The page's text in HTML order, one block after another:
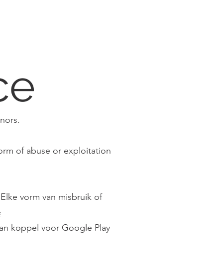
of abuse or exploitation
vorm van misbruik of
koppel voor Google Play